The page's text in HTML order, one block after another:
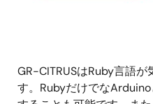
GR-CITRUSはRuby言語
す。Rubyだけでな